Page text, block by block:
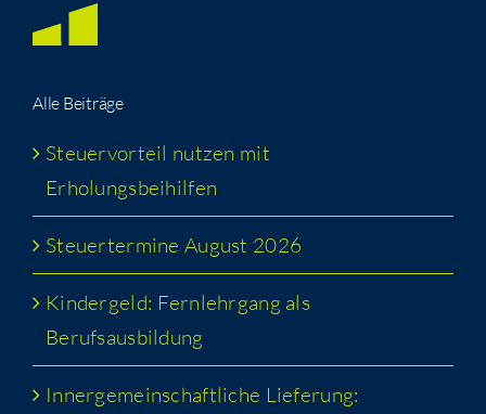
Alle Bei­trä­ge
Steu­er­vor­teil nut­zen mit
Erholungsbeihilfen
Steu­er­ter­mi­ne August 2026
Kin­der­geld: Fern­lehr­gang als
Berufsausbildung
Inner­ge­mein­schaft­li­che Lie­fe­rung: